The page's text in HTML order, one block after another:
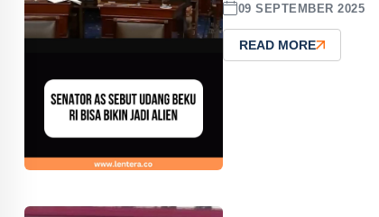
09 SEPTEMBER 2025
READ MORE